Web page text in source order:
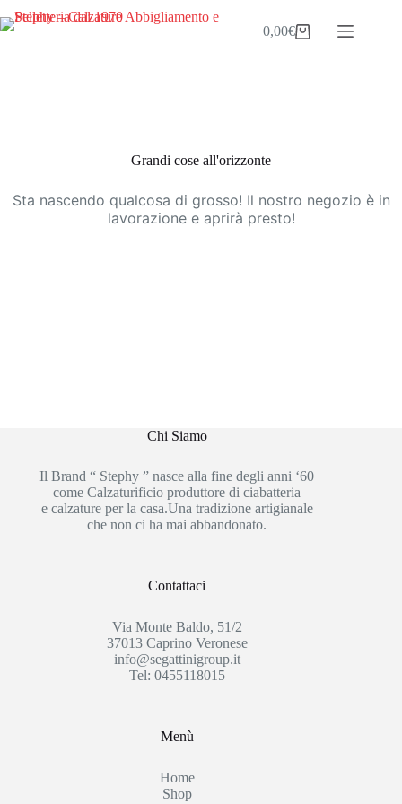
al
Carrello
0,00€
Grandi cose all'orizzonte
Sta nascendo qualcosa di grosso! Il nostro negozio è in
lavorazione e aprirà presto!
Chi Siamo
Il Brand “ Stephy ” nasce alla fine degli anni ‘60
come Calzaturificio produttore di ciabatteria
e calzature per la casa.Una tradizione artigianale
che non ci ha mai abbandonato.
Contattaci
Via Monte Baldo, 51/2
37013 Caprino Veronese
info@segattinigroup.it
Tel: 0455118015
Menù
Home
Shop